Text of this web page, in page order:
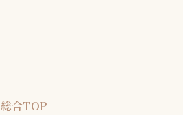
総合TOP